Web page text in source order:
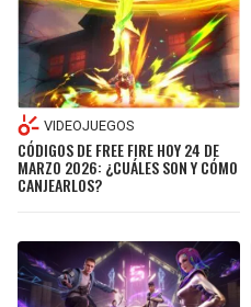
VIDEOJUEGOS
CÓDIGOS DE FREE FIRE HOY 24 DE
MARZO 2026: ¿CUÁLES SON Y CÓMO
CANJEARLOS?